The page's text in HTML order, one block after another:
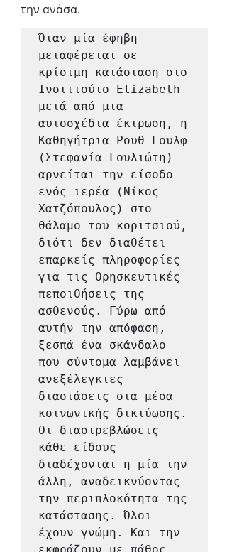
την ανάσα.
Όταν μία έφηβη
μεταφέρεται σε
κρίσιμη κατάσταση στο
Ινστιτούτο Elizabeth
μετά από μια
αυτοσχέδια έκτρωση, η
Καθηγήτρια Ρουθ Γουλφ
(Στεφανία Γουλιώτη)
αρνείται την είσοδο
ενός ιερέα (Νίκος
Χατζόπουλος) στο
θάλαμο του κοριτσιού,
διότι δεν διαθέτει
επαρκείς πληροφορίες
για τις Θρησκευτικές
πεποιθήσεις της
ασθενούς. Γύρω από
αυτήν την απόφαση,
ξεσπά ένα σκάνδαλο
που σύντομα λαμβάνει
ανεξέλεγκτες
διαστάσεις στα μέσα
κοινωνικής δικτύωσης.
Οι διαστρεβλώσεις
κάθε είδους
διαδέχονται η μία την
άλλη, αναδεικνύοντας
την περιπλοκότητα της
κατάστασης. Όλοι
έχουν γνώμη. Kαι την